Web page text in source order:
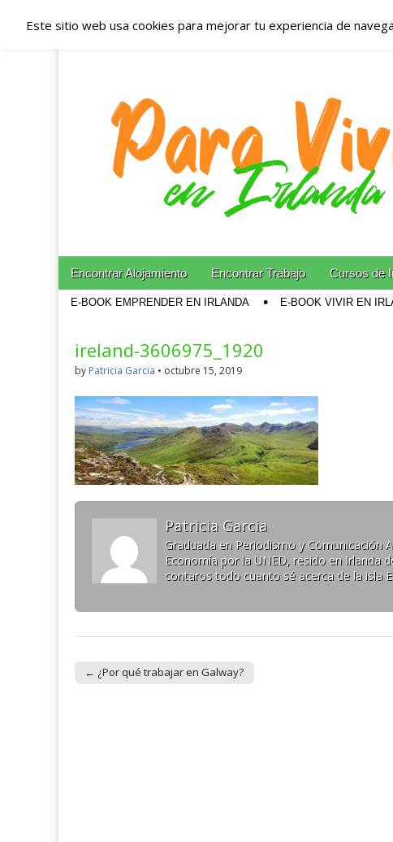
Españoles en
Irlanda –
Blog dedicado a los que viven, estudian y trabajan en
Main menu
Skip to content
Encontrar Alojamiento Encontrar Trabajo Cursos de
E-BOOK EMPRENDER EN IRLANDA E-BOOK VIVIR EN
ireland-3606975_1920
by Patricia Garcia • octubre 15, 2019
Patricia Garcia
Graduada en Periodismo y Comunicación
Economía por la UNED, resido en Irlanda
contaros todo cuanto sé acerca de la isla
← ¿Por qué trabajar en Galway?
Este sitio web usa cookies para mejorar tu experiencia de